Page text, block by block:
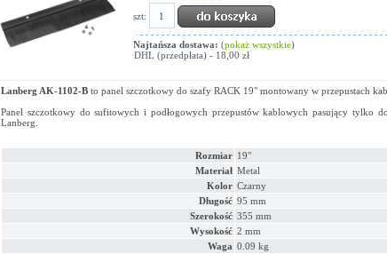
szt:
Najtańsza dostawa: (pokaż wszystkie)
DHL (przedpłata) - 18,00 zł
Lanberg AK-1102-B to panel szczotkowy do szafy RACK 19" montowany w przepustach
Panel szczotkowy do sufitowych i podłogowych przepustów kablowych pasujący tylko
Lanberg.
Rozmiar 19"
Materiał Metal
Kolor Czarny
Długość 95 mm
Szerokość 355 mm
Wysokość 2 mm
Waga 0.09 kg